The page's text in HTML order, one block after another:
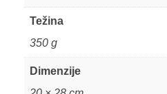
Težina
350 g
Dimenzije